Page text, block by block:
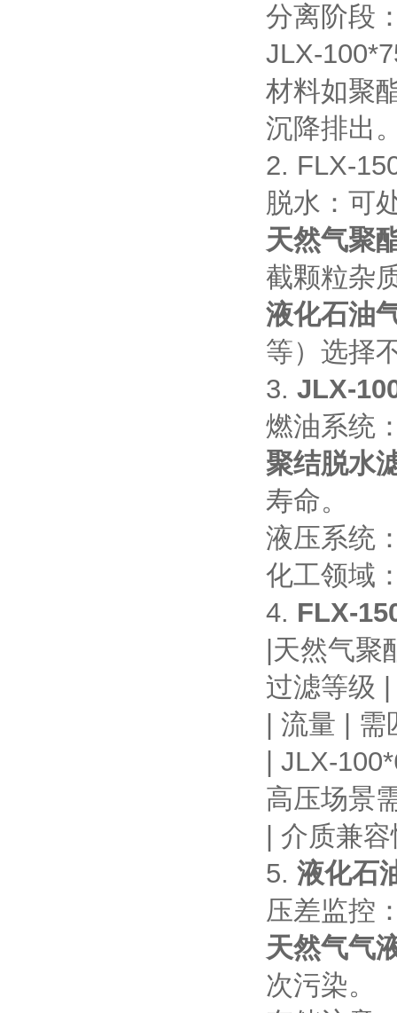
分离阶段
JLX-
材料如聚
沉降排出
2. FLX-
脱水：可
天然气聚
截颗粒杂
液化石油
等）选择
3. JLX-
燃油系统
聚结脱水
寿命。
液压系统
化工领域
4. FLX-
|天然气聚
过滤等级 |
| 流量 |
| JLX-
高压场景
| 介质兼
5. 液化石
压差监控
天然气气
次污染。